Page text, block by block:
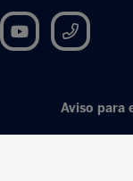
YouTube
Aviso para